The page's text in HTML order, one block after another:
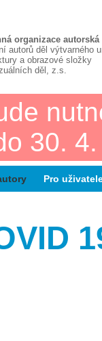
organizace autorská
autorů děl výtvarného
a obrazové složky
děl, z.s.
30.
Pro